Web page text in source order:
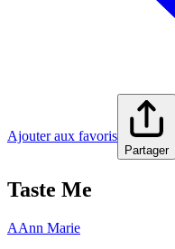
Ajouter aux favoris
Partager
Taste Me
AAnn Marie